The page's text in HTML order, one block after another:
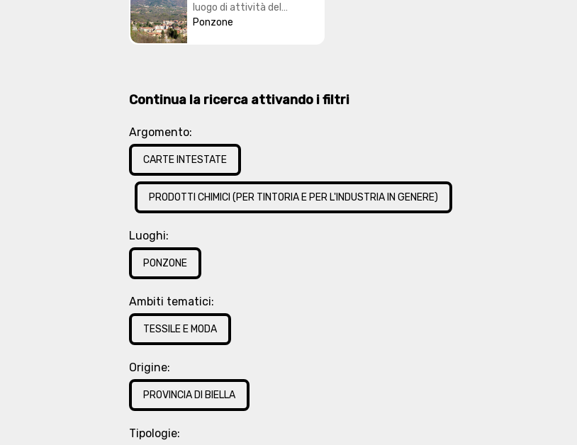
luogo di attività del
soggetto produttore
Ponzone
Continua la ricerca attivando i filtri
Argomento:
CARTE INTESTATE
PRODOTTI CHIMICI (PER TINTORIA E PER L'INDUSTRIA IN GENERE)
Luoghi:
PONZONE
Ambiti tematici:
TESSILE E MODA
Origine:
PROVINCIA DI BIELLA
Tipologie: